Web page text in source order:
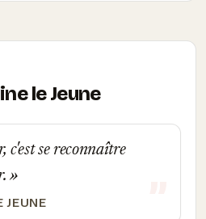
le Jeune
c'est se reconnaître
JEUNE